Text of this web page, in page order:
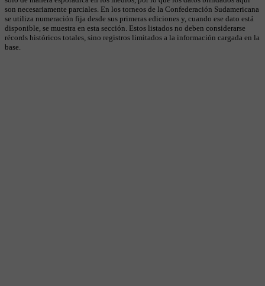
son necesariamente parciales. En los torneos de la Confederación Sudamericana
se utiliza numeración fija desde sus primeras ediciones y, cuando ese dato está
disponible, se muestra en esta sección. Estos listados no deben considerarse
récords históricos totales, sino registros limitados a la información cargada en la
base.